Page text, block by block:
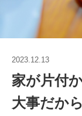
2023.12.13
家が片付
大事だか